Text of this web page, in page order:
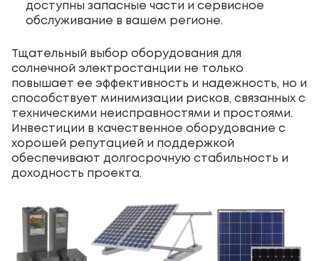
доступны запасные части и сервисное
обслуживание в вашем регионе.
Тщательный выбор оборудования для
солнечной электростанции не только
повышает ее эффективность и надежность, но и
способствует минимизации рисков, связанных с
техническими неисправностями и простоями.
Инвестиции в качественное оборудование с
хорошей репутацией и поддержкой
обеспечивают долгосрочную стабильность и
доходность проекта.